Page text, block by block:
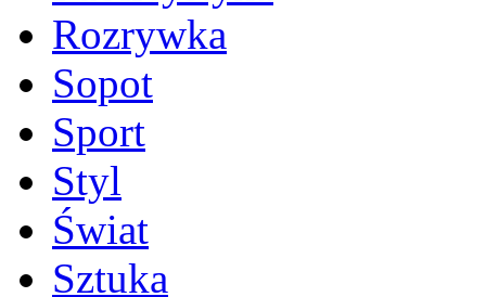
Rozrywka
Sopot
Sport
Styl
Świat
Sztuka